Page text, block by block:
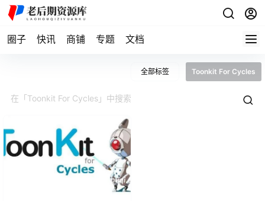
圈子 快讯 商铺 专题 文档
全部标签 Toonkit For Cycles